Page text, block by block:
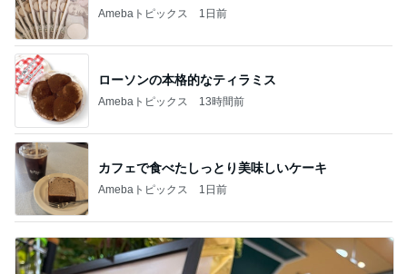
Amebaトピックス 1日前
ローソンの本格的なティラミス
Amebaトピックス 13時間前
カフェで食べたしっとり美味しいケーキ
Amebaトピックス 1日前